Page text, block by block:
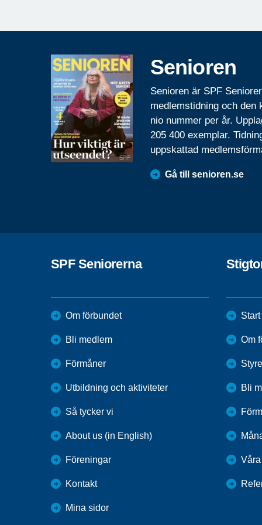
Senioren
Senioren är SPF
medlemstidning och den
nio nummer per år.
205 400 exemplar.
uppskattad
Gå till senioren.se
SPF Seniorerna
Om förbundet
Bli medlem
Förmåner
Utbildning och aktiviteter
Så tycker vi
About us (in English)
Föreningar
Kontakt
Mina sidor
Start
Om
Bli